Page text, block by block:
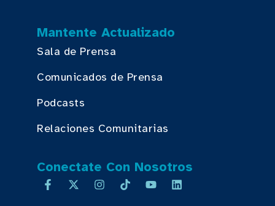
Mantente Actualizado
Sala de Prensa
Comunicados de Prensa
Podcasts
Relaciones Comunitarias
Conectate Con Nosotros